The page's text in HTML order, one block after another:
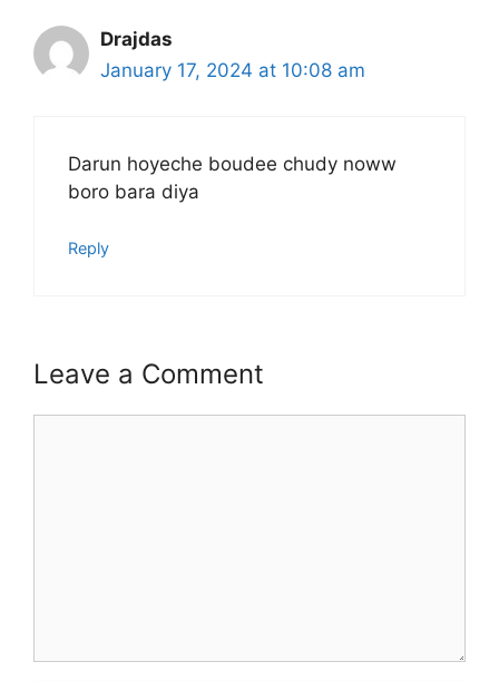
Drajdas
January 17, 2024 at 10:08 am
Darun hoyeche boudee chudy noww
boro bara diya
Reply
Leave a Comment